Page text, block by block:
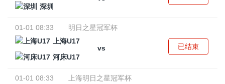
深圳
01-01 08:33
明日之星冠军杯
上海U17
vs
河床U17
已结束
01-01 08:33
上海明日之星冠军杯